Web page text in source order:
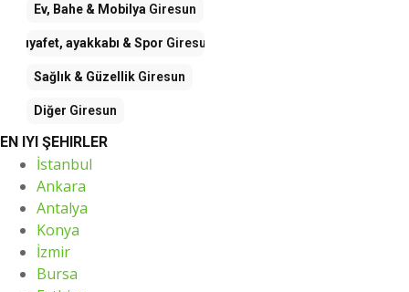
Ev, Bahe & Mobilya Giresun
Kıyafet, ayakkabı & Spor Giresun
Sağlık & Güzellik Giresun
Diğer Giresun
EN IYI ŞEHIRLER
İstanbul
Ankara
Antalya
Konya
İzmir
Bursa